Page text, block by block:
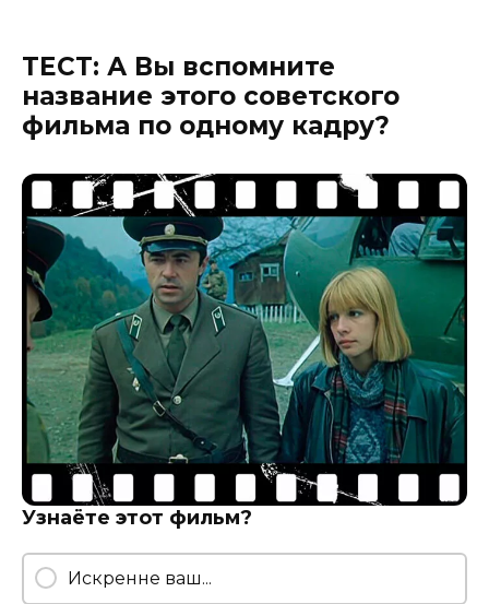
ТЕСТ: А Вы вспомните
название этого советского
фильма по одному кадру?
Узнаёте этот фильм?
Искренне ваш...